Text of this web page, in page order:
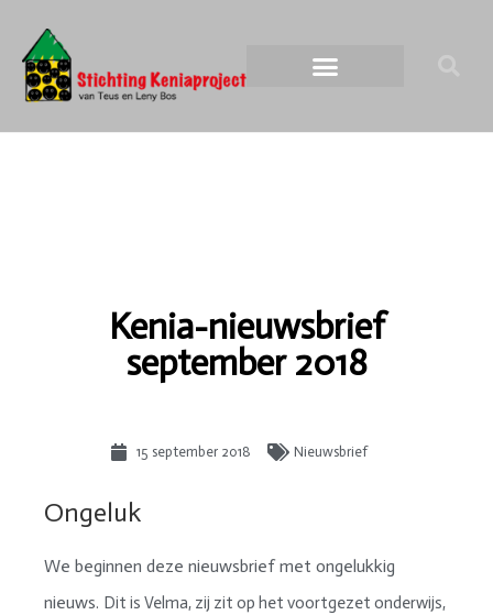
Kenia-nieuwsbrief
september 2018
15 september 2018 Nieuwsbrief
Ongeluk
We beginnen deze nieuwsbrief met ongelukkig
nieuws. Dit is Velma, zij zit op het voortgezet onderwijs,